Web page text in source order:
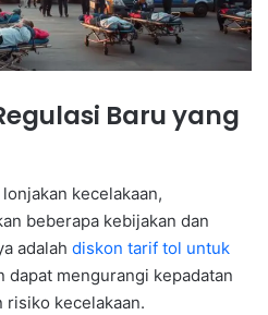
Baru yang
kecelakaan,
beberapa kebijakan dan
adalah diskon tarif tol untuk
dapat mengurangi kepadatan
risiko kecelakaan.